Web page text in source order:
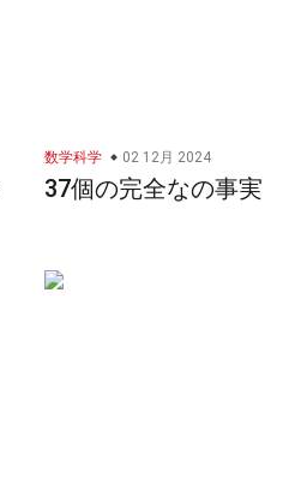
数学科学 02 12月 2024
37個の完全なの事実